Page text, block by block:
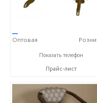
—
Оптовая
+7 (4872) 73-07-56
Показать телефон
Прайс-лист